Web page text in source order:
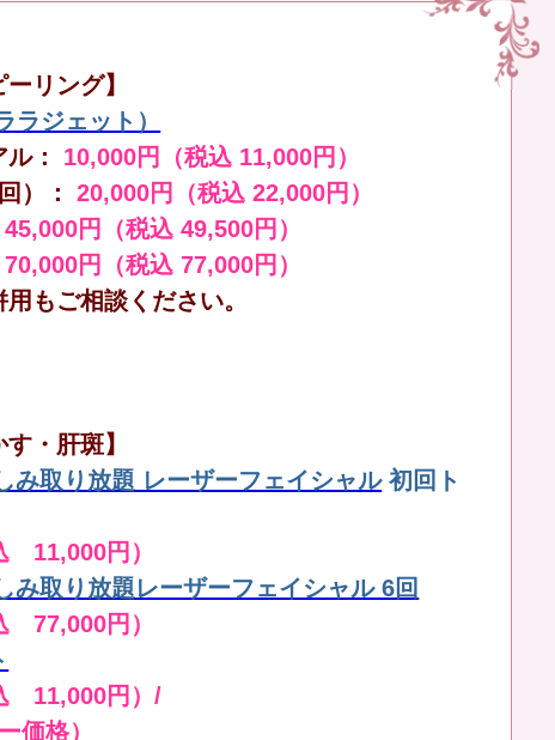
リング】
ラジェット）
ル： 10,000円（税込 11,000円）
）：
20,000円（税込 22,000円）
45,000円（税込 49,500円）
70,000円（税込 77,000円）
もご相談ください。
・肝斑】
み取り放題 レーザーフェイシャル 初回ト
11,000円）
み取り放題レーザーフェイシャル 6回
77,000円）
11,000円）/
価格）